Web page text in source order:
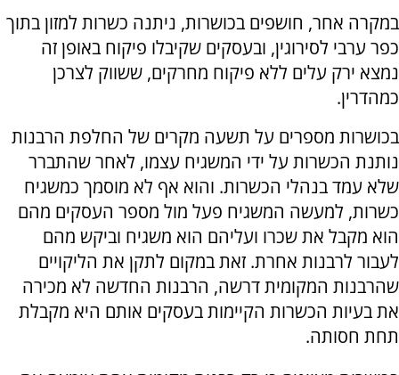
במקרה אחר, חושפים בכושרות, ניתנה כשרות למזון בתוך
כפר ערבי לסירוגין, ובעסקים שקיבלו פיקוח באופן זה
נמצא ירק עלים ללא פיקוח מחרקים, ששווק לצרכן
כמהדרין.
בכושרות מספרים על תשעה מקרים של החלפת הרבנות
נותנת הכשרות על ידי המשגיח עצמו, לאחר שהתברר
שלא עמד בנהלי הכשרות. והוא אף לא מוסמך כמשגיח
כשרות, למעשה המשגיח פעל מול מספר העסקים מהם
הוא מקבל את שכרו ועליהם הוא משגיח וביקש מהם
לעבור לרבנות אחרת. זאת במקום לתקן את הליקויים
שהרבנות המקומית דרשה, הרבנות החדשה לא מכירה
את בעיות הכשרות הקיימות בעסקים אותם היא מקבלת
תחת חסותה.